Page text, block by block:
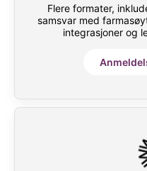
Flere formater,
samsvar med
integrasjoner og